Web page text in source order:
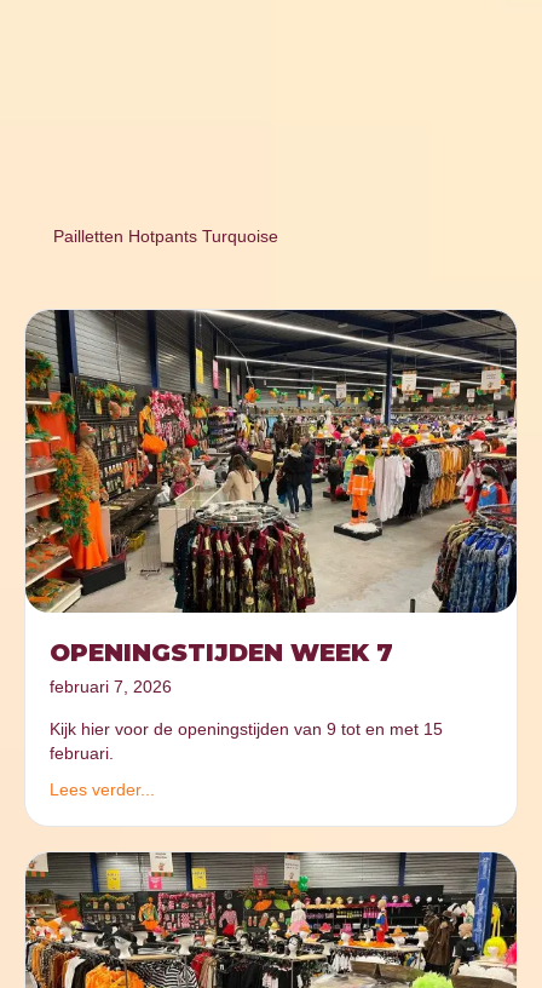
Pailletten Hotpants Turquoise
OPENINGSTIJDEN WEEK 7
februari 7, 2026
Kijk hier voor de openingstijden van 9 tot en met 15
februari.
Lees verder...